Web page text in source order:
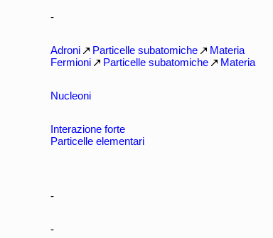
-
Adroni Particelle subatomiche
Materia
Fermioni
Particelle subatomiche Materia
Nucleoni
Interazione forte
Particelle elementari
-
-